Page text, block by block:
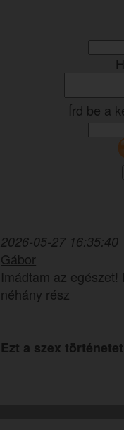
Írd be a
2026-05-27 16:35:40
Gábor
Imádtam az
néhány rész
Ezt a szex